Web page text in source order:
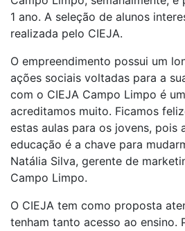
1 ano. A seleção de alunos
realizada pelo CIEJA.
O empreendimento possui um
ações sociais voltadas para a
com o CIEJA Campo Limpo é
acreditamos muito. Ficamos
estas aulas para os jovens, pois
educação é a chave para
Natália Silva, gerente de
Campo Limpo.
O CIEJA tem como proposta
tenham tanto acesso ao ensino.